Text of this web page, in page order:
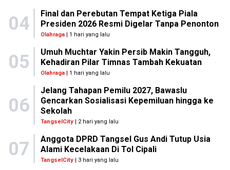
04
Final dan Perebutan Tempat Ketiga Piala
Presiden 2026 Resmi Digelar Tanpa Penonton
Olahraga| 1 hari yang lalu
05
Umuh Muchtar Yakin Persib Makin Tangguh,
Kehadiran Pilar Timnas Tambah Kekuatan
Olahraga| 1 hari yang lalu
06
Jelang Tahapan Pemilu 2027, Bawaslu
Gencarkan Sosialisasi Kepemiluan hingga ke
Sekolah
TangselCity| 2 hari yang lalu
07
Anggota DPRD Tangsel Gus Andi Tutup Usia
Alami Kecelakaan Di Tol Cipali
TangselCity| 3 hari yang lalu